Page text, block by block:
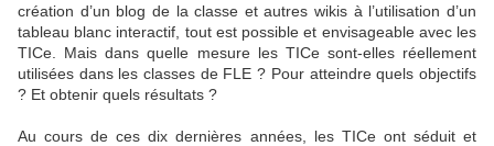
création d’un blog de la classe et autres wikis à l’utilisation d’un
tableau blanc interactif, tout est possible et envisageable avec les
TICe. Mais dans quelle mesure les TICe sont-elles réellement
utilisées dans les classes de FLE ? Pour atteindre quels objectifs
? Et obtenir quels résultats ?
Au cours de ces dix dernières années, les TICe ont séduit et